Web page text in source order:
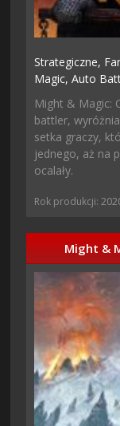
Strategiczne,
Magic,Auto
Might & Magic:
battler,
setka graczy,
jednego, aż na
ocalały.
Rok produkcji:
Might &